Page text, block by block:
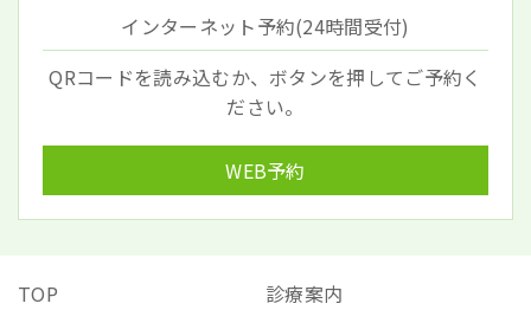
インターネット予約(24時間受付)
QRコードを読み込むか、ボタンを押してご予約く
ださい。
WEB予約
TOP
診療案内